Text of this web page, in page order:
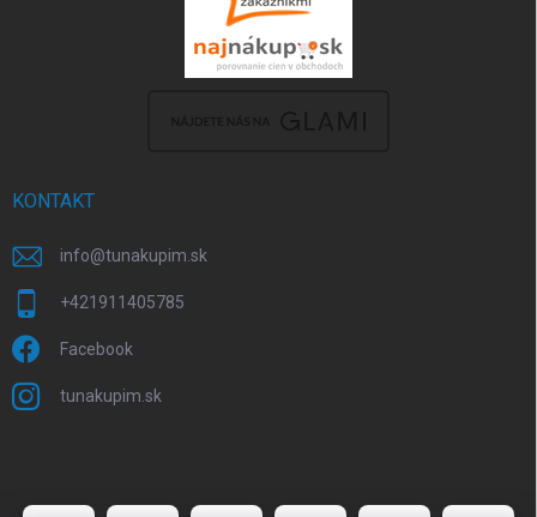
KONTAKT
info@tunakupim.sk
+421911405785
Facebook
tunakupim.sk